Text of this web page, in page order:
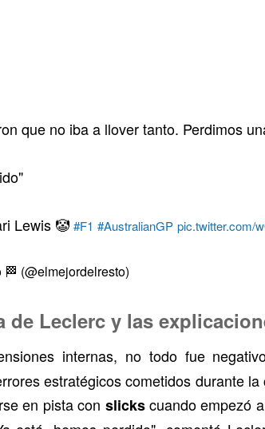
que no iba a llover tanto. Perdimos
Lewis 🤡 #F1 #AustralianGP pic.twitter.com/
(@elmejordelresto)
de Leclerc y las
internas, no todo fue
estratégicos cometidos durante
en pista con slickscuando empezó